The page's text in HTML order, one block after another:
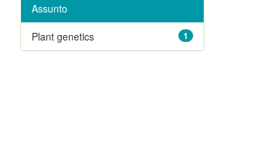
Assunto
1
Plant genetics